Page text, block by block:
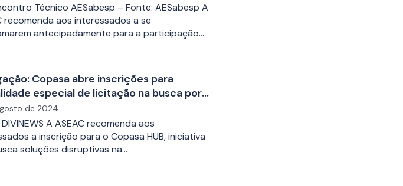
Técnico AESabesp – Fonte: AESabesp A
recomenda aos interessados a se
antecipadamente para a participação…
Copasa abre inscrições para
especial de licitação na busca por
disruptivas (fora do padrão) na área
de 2024
A ASEAC recomenda aos
a inscrição para o Copasa HUB, iniciativa
soluções disruptivas na…